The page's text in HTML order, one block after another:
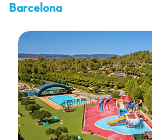
Barcelona